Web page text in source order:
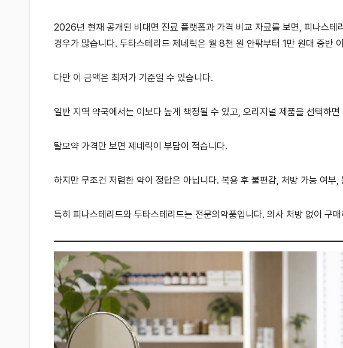
2026년 현재 공개된 비대면 진료 플랫폼과 가격 비교 자료를 보면, 피나스
경우가 많습니다. 두타스테리드 제네릭은 월 8천 원 안팎부터 1만 원대 중반
다만 이 금액은 최저가 기준일 수 있습니다.
일반 지역 약국에서는 이보다 높게 책정될 수 있고, 오리지널 제품을 선택하
탈모약 가격만 보면 제네릭이 부담이 적습니다.
하지만 무조건 저렴한 약이 정답은 아닙니다. 복용 후 불편감, 처방 가능 여
특히 피나스테리드와 두타스테리드는 전문의약품입니다. 의사 처방 없이 구